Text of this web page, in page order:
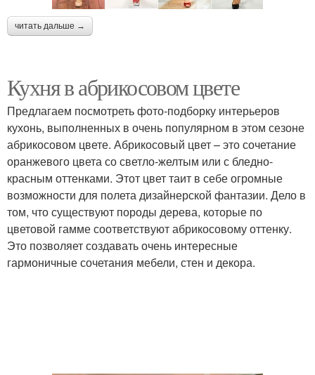
читать дальше →
Кухня в абрикосовом цвете
Предлагаем посмотреть фото-подборку интерьеров
кухонь, выполненных в очень популярном в этом сезоне
абрикосовом цвете. Абрикосовый цвет – это сочетание
оранжевого цвета со светло-желтым или с бледно-
красным оттенками. Этот цвет таит в себе огромные
возможности для полета дизайнерской фантазии. Дело в
том, что существуют породы дерева, которые по
цветовой гамме соответствуют абрикосовому оттенку.
Это позволяет создавать очень интересные
гармоничные сочетания мебели, стен и декора.